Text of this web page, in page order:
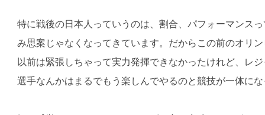
特に戦後の日本人っていうのは、割合、パフォーマンス
み思案じゃなくなってきています。だからこの前のオリ
以前は緊張しちゃって実力発揮できなかったけれど、レ
選手なんかはまるでもう楽しんでやるのと競技が一体に